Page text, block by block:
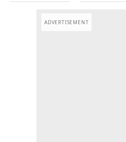
ADVERTISEMENT